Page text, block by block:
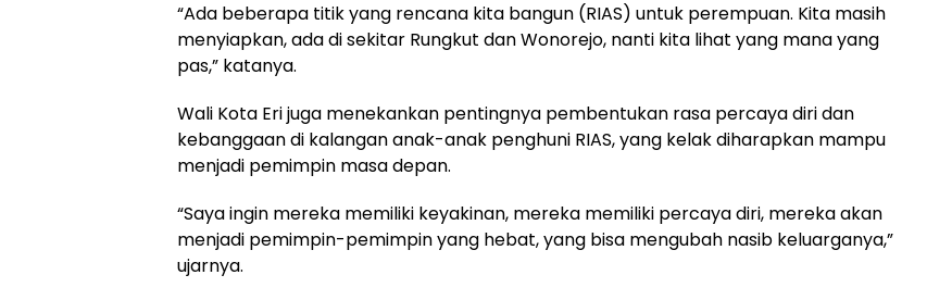
“Ada beberapa titik yang rencana kita bangun (RIAS) untuk perempuan. Kita masih
menyiapkan, ada di sekitar Rungkut dan Wonorejo, nanti kita lihat yang mana yang
pas,” katanya.
Wali Kota Eri juga menekankan pentingnya pembentukan rasa percaya diri dan
kebanggaan di kalangan anak-anak penghuni RIAS, yang kelak diharapkan mampu
menjadi pemimpin masa depan.
“Saya ingin mereka memiliki keyakinan, mereka memiliki percaya diri, mereka akan
menjadi pemimpin-pemimpin yang hebat, yang bisa mengubah nasib keluarganya,”
ujarnya.